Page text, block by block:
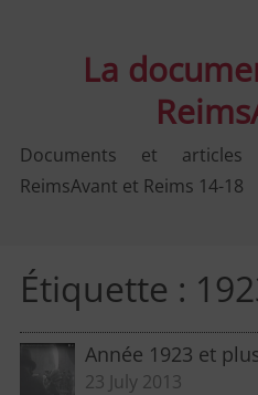
La
Documents et
ReimsAvant et Reims 14-18
Étiquette :
Année 1923 et
23 July 2013